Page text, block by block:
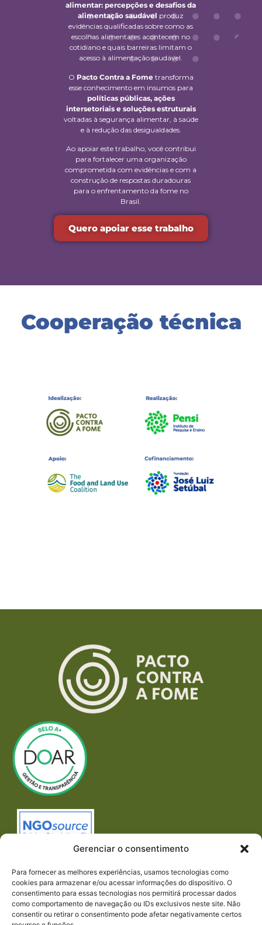
Gerenciar o consentimento
Para fornecer as melhores experiências, usamos tecnologias como
cookies para armazenar e/ou acessar informações do dispositivo. O
consentimento para essas tecnologias nos permitirá processar dados
como comportamento de navegação ou IDs exclusivos neste site. Não
consentir ou retirar o consentimento pode afetar negativamente certos
alimentar: percepções e desafios da
alimentação saudável produz
evidências qualificadas sobre como as
escolhas alimentares acontecem no
cotidiano e quais barreiras limitam o
acesso à alimentação saudável.
O Pacto Contra a Fometransforma
esse conhecimento em insumos para
políticas públicas, ações
intersetoriais e soluções estruturais
voltadas à segurança alimentar, à saúde
e à redução das desigualdades.
Ao apoiar este trabalho, você contribui
para fortalecer uma organização
comprometida com evidências e com a
construção de respostas duradouras
para o enfrentamento da fome no
Brasil.
Quero apoiar esse trabalho
Cooperação técnica